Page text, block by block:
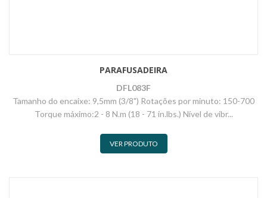
PARAFUSADEIRA
DFL083F
Tamanho do encaixe: 9,5mm (3/8") Rotações por minuto: 150-700
Torque máximo:2 - 8 N.m (18 - 71 in.lbs.) Nível de vibr...
VER PRODUTO